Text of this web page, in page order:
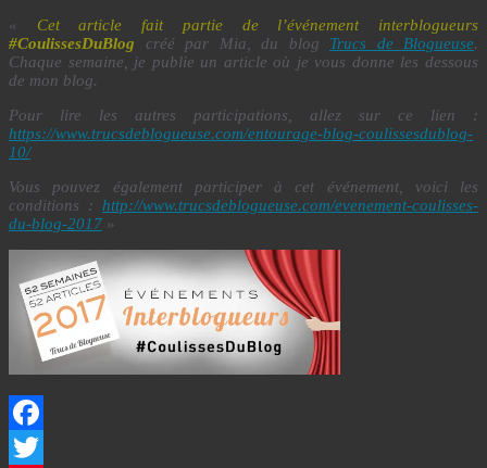
« Cet article fait partie de l’événement interblogueurs
#CoulissesDuBlog
créé par Mia, du blog Trucs de Blogueuse.
Chaque semaine, je publie un article où je vous donne les dessous
de mon blog.
Pour lire les autres participations, allez sur ce lien :
https://www.trucsdeblogueuse.com/entourage-blog-coulissesdublog-
10/
Vous pouvez également participer à cet événement, voici les
conditions : http://www.trucsdeblogueuse.com/evenement-coulisses-
du-blog-2017 »
Facebook